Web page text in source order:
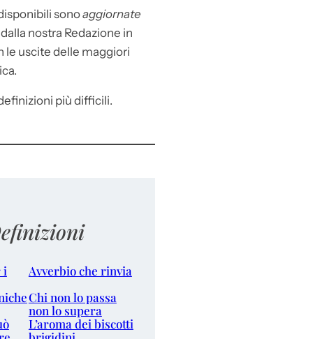
sonoaggiornate
dalla nostra Redazione in
le uscite delle maggiori
più difficili.
i
Avverbio che rinvia
Chi non lo passa
non lo supera
L’aroma dei biscotti